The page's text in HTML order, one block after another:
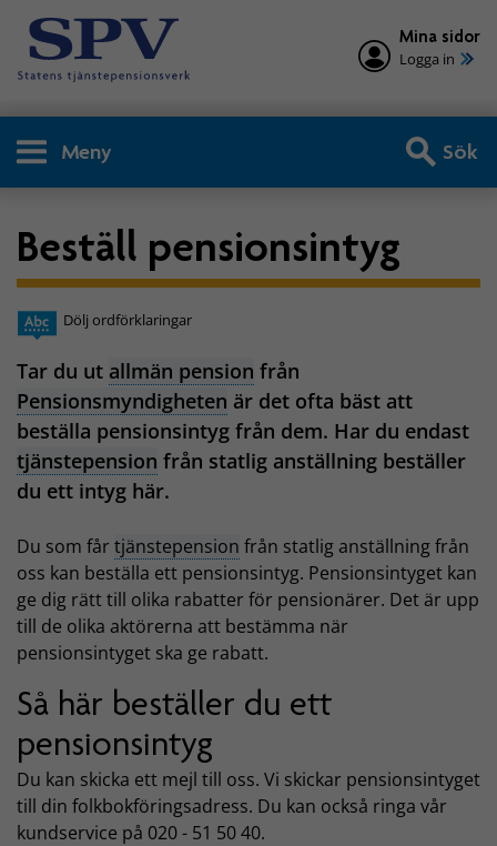
Mina sidor
Logga in
Meny Sök
Beställ pensionsintyg
Dölj ordförklaringar
Tar du ut allmän pension från
Pensionsmyndigheten är det ofta bäst att
beställa pensionsintyg från dem. Har du endast
tjänstepension från statlig anställning beställer
du ett intyg här.
Du som får tjänstepension från statlig anställning från
oss kan beställa ett pensionsintyg. Pensionsintyget kan
ge dig rätt till olika rabatter för pensionärer. Det är upp
till de olika aktörerna att bestämma när
pensionsintyget ska ge rabatt.
Så här beställer du ett
pensionsintyg
Du kan skicka ett mejl till oss. Vi skickar pensionsintyget
till din folkbokföringsadress. Du kan också ringa vår
kundservice på 020 - 51 50 40.